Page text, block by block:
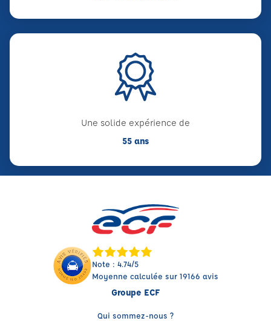
Une solide expérience de
55 ans
Note : 4.74/5
Moyenne calculée sur 19166 avis
Groupe ECF
Qui sommez-nous ?